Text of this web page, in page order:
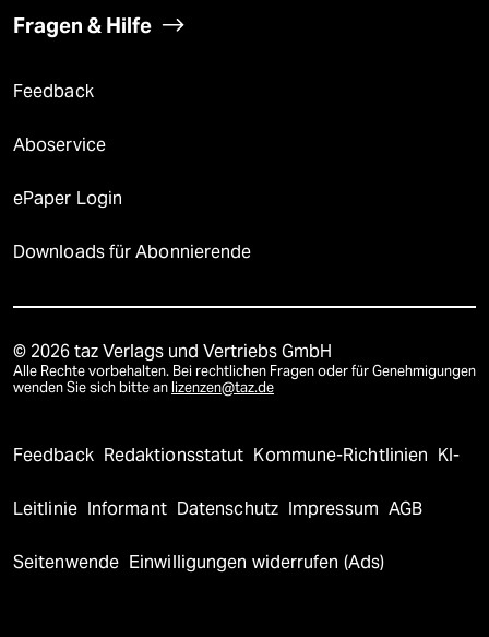
Fragen & Hilfe
Feedback
Aboservice
ePaper Login
Downloads für Abonnierende
© 2026 taz Verlags und Vertriebs GmbH
Alle Rechte vorbehalten. Bei rechtlichen Fragen oder für Genehmigungen
wenden Sie sich bitte an lizenzen@taz.de
Feedback Redaktionsstatut Kommune-Richtlinien KI-
Leitlinie Informant Datenschutz Impressum AGB
Seitenwende Einwilligungen widerrufen (Ads)